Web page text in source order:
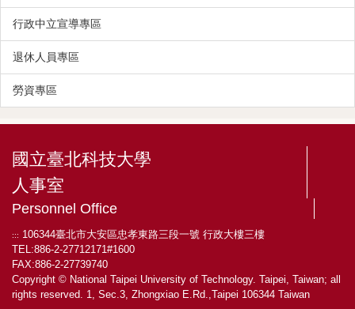
行政中立宣導專區
退休人員專區
勞資專區
國立臺北科技大學
人事室
Personnel Office
::: 106344臺北市大安區忠孝東路三段一號 行政大樓三樓
TEL:886-2-27712171#1600
FAX:886-2-27739740
Copyright © National Taipei University of Technology. Taipei, Taiwan; all
rights reserved. 1, Sec.3, Zhongxiao E.Rd.,Taipei 106344 Taiwan